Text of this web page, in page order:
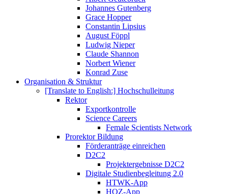
Johannes Gutenberg
Grace Hopper
Constantin Lipsius
August Föppl
Ludwig Nieper
Claude Shannon
Norbert Wiener
Konrad Zuse
Organisation & Struktur
[Translate to English:] Hochschulleitung
Rektor
Exportkontrolle
Science Careers
Female Scientists Network
Prorektor Bildung
Förderanträge einreichen
D2C2
Projektergebnisse D2C2
Digitale Studienbegleitung 2.0
HTWK-App
HOZ-App